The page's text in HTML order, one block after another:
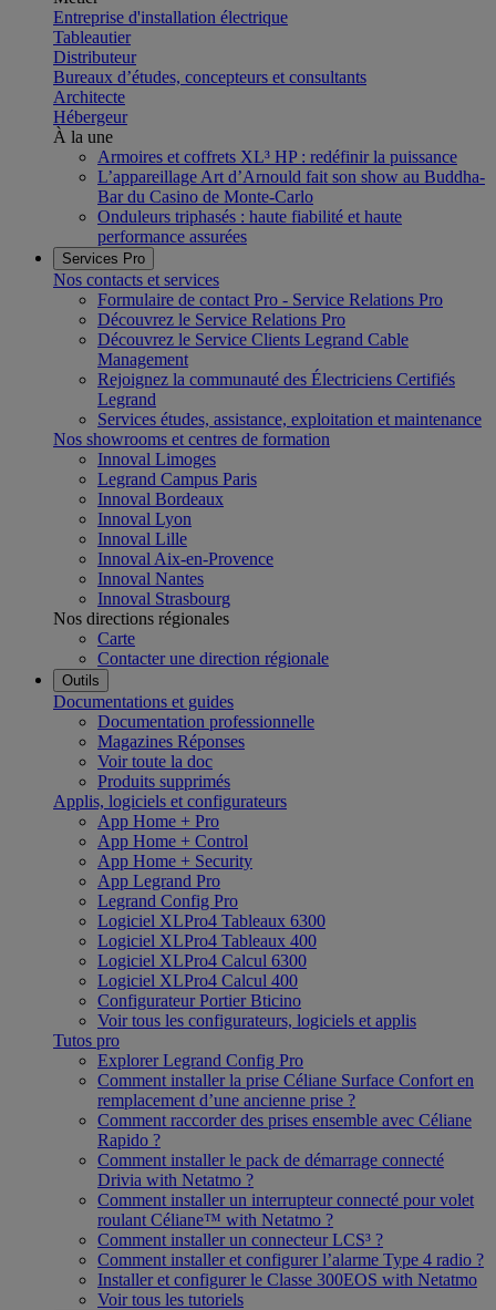
Entreprise d'installation électrique
Tableautier
Distributeur
Bureaux d’études, concepteurs et consultants
Architecte
Hébergeur
À la une
Armoires et coffrets XL³ HP : redéfinir la puissance
L’appareillage Art d’Arnould fait son show au Buddha-
Bar du Casino de Monte-Carlo
Onduleurs triphasés : haute fiabilité et haute
performance assurées
Services Pro
Nos contacts et services
Formulaire de contact Pro - Service Relations Pro
Découvrez le Service Relations Pro
Découvrez le Service Clients Legrand Cable
Management
Rejoignez la communauté des Électriciens Certifiés
Legrand
Services études, assistance, exploitation et maintenance
Nos showrooms et centres de formation
Innoval Limoges
Legrand Campus Paris
Innoval Bordeaux
Innoval Lyon
Innoval Lille
Innoval Aix-en-Provence
Innoval Nantes
Innoval Strasbourg
Nos directions régionales
Carte
Contacter une direction régionale
Outils
Documentations et guides
Documentation professionnelle
Magazines Réponses
Voir toute la doc
Produits supprimés
Applis, logiciels et configurateurs
App Home + Pro
App Home + Control
App Home + Security
App Legrand Pro
Legrand Config Pro
Logiciel XLPro4 Tableaux 6300
Logiciel XLPro4 Tableaux 400
Logiciel XLPro4 Calcul 6300
Logiciel XLPro4 Calcul 400
Configurateur Portier Bticino
Voir tous les configurateurs, logiciels et applis
Tutos pro
Explorer Legrand Config Pro
Comment installer la prise Céliane Surface Confort en
remplacement d’une ancienne prise ?
Comment raccorder des prises ensemble avec Céliane
Rapido ?
Comment installer le pack de démarrage connecté
Drivia with Netatmo ?
Comment installer un interrupteur connecté pour volet
roulant Céliane™ with Netatmo ?
Comment installer un connecteur LCS³ ?
Comment installer et configurer l’alarme Type 4 radio ?
Installer et configurer le Classe 300EOS with Netatmo
Voir tous les tutoriels